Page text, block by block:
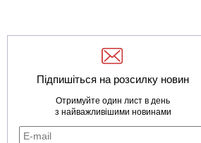
Підпишіться на розсилку новин
Отримуйте один лист в день
з найважливішими новинами